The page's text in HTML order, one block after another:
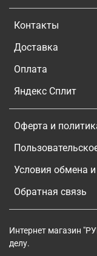
Контакты
Доставка
Оплата
Яндекс Сплит
Оферта и
Условия обмена
Обратная связь
Интернет магазин
делу.